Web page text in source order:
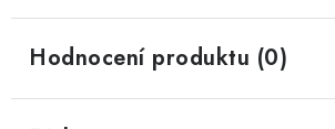
Hodnocení produktu (0)